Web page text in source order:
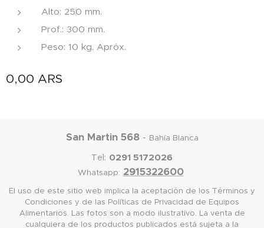
Alto: 250 mm.
Prof.: 300 mm.
Peso: 10 kg. Apróx.
0,00 ARS
San Martin 568- Bahía Blanca
Tel: 0291 5172026
Whatsapp: 2915322600
El uso de este sitio web implica la aceptación de los Términos y
Condiciones y de las Políticas de Privacidad de Equipos
Alimentarios. Las fotos son a modo ilustrativo. La venta de
cualquiera de los productos publicados está sujeta a la